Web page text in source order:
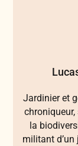
Jardinier et
la
militant